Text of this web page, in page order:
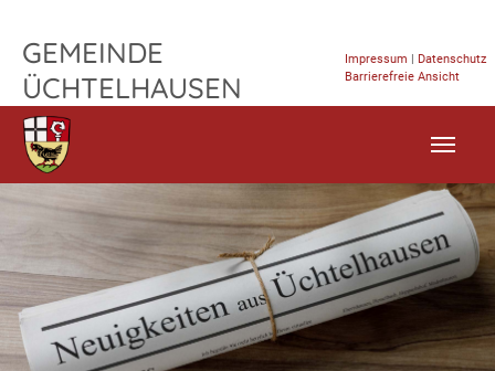
GEMEINDE
ÜCHTELHAUSEN
Impressum | Datenschutz
Barrierefreie Ansicht